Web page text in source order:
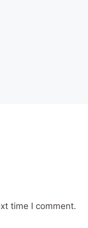
time I comment.